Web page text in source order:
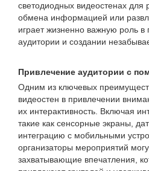
светодиодных видеостенах для
обмена информацией или
играет жизненно важную роль
аудитории и создании
Привлечение аудитории с
Одним из ключевых
видеостен в привлечении
их интерактивность. Включая
такие как сенсорные экраны,
интеграцию с мобильными
организаторы мероприятий
захватывающие впечатления,